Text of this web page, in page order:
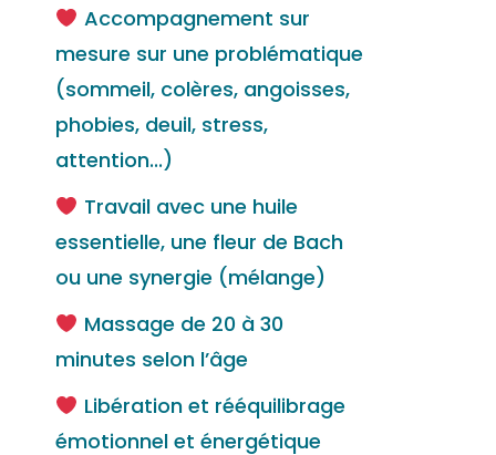
Accompagnement sur
mesure sur une problématique
(sommeil, colères, angoisses,
phobies, deuil, stress,
attention...)
Travail avec une huile
essentielle, une fleur de Bach
ou une synergie (mélange)
Massage de 20 à 30
minutes selon l’âge
Libération et rééquilibrage
émotionnel et énergétique